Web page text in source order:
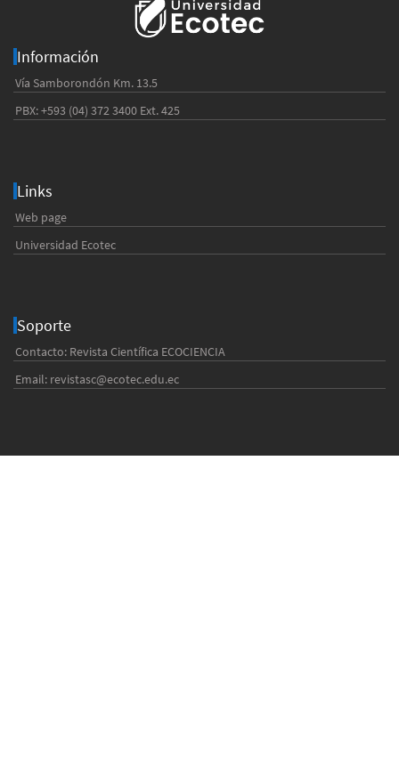
Información
Vía Samborondón Km. 13.5
PBX: +593 (04) 372 3400 Ext. 425
Links
Web page
Universidad Ecotec
Soporte
Contacto: Revista Científica ECOCIENCIA
Email: revistasc@ecotec.edu.ec